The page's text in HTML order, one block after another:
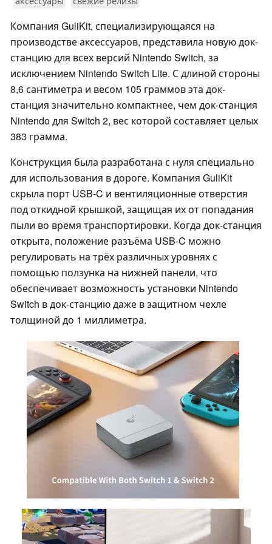
Компания GuliKit, специализирующаяся на
производстве аксессуаров, представила новую док-
станцию для всех версий Nintendo Switch, за
исключением Nintendo Switch Lite. С длиной стороны
8,6 сантиметра и весом 105 граммов эта док-
станция значительно компактнее, чем док-станция
Nintendo для Switch 2, вес которой составляет целых
383 грамма.
Конструкция была разработана с нуля специально
для использования в дороге. Компания GuliKit
скрыла порт USB-C и вентиляционные отверстия
под откидной крышкой, защищая их от попадания
пыли во время транспортировки. Когда док-станция
открыта, положение разъёма USB-C можно
регулировать на трёх различных уровнях с
помощью ползунка на нижней панели, что
обеспечивает возможность установки Nintendo
Switch в док-станцию даже в защитном чехле
толщиной до 1 миллиметра.